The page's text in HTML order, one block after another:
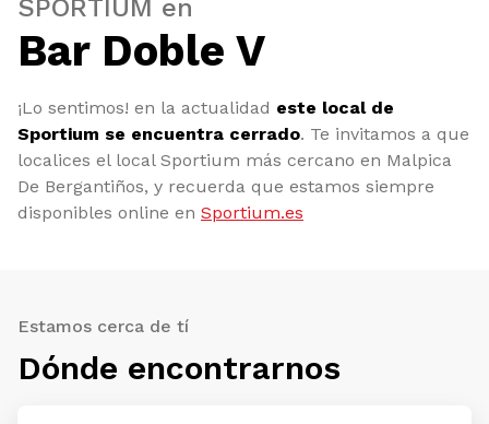
SPORTIUM en
Bar Doble V
¡Lo sentimos! en la actualidad este local de
Sportium se encuentra cerrado. Te invitamos a que
localices el local Sportium más cercano en Malpica
De Bergantiños, y recuerda que estamos siempre
disponibles online en Sportium.es
Estamos cerca de tí
Dónde encontrarnos